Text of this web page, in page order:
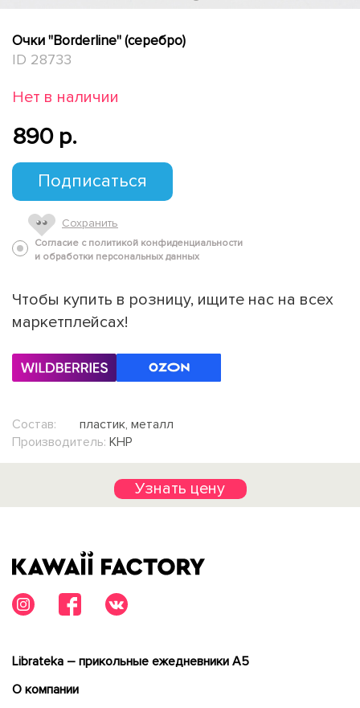
Очки "Borderline" (серебро)
ID 28733
Нет в наличии
890 p.
Подписаться
Сохранить
Согласие с политикой конфиденциальности
и обработки персональных данных
Чтобы купить в розницу, ищите нас на всех
маркетплейсах!
Состав:
пластик, металл
Производитель: КНР
Узнать цену
Librateka – прикольные ежедневники А5
О компании